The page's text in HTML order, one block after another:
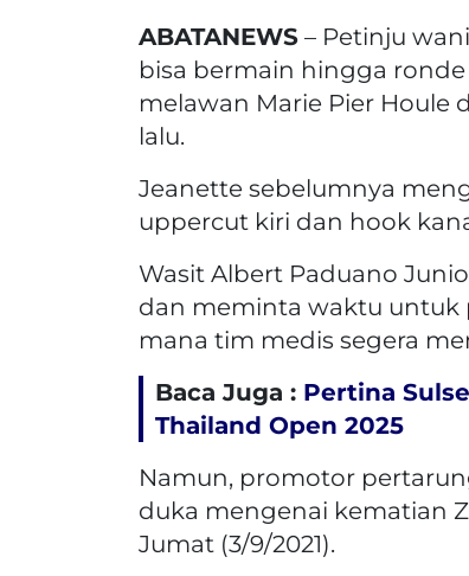
ABATANEWS – Petinju
bisa bermain hingga ronde
melawan Marie Pier Houle
lalu.
Jeanette sebelumnya
uppercut kiri dan hook
Wasit Albert Paduano
dan meminta waktu untuk
mana tim medis segera
Baca Juga : Pertina
Thailand Open 2025
Namun, promotor
duka mengenai kematian
Jumat (3/9/2021).